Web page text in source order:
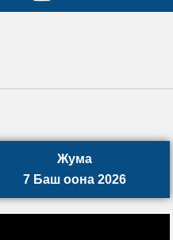
Жума
7 Баш оона 2026